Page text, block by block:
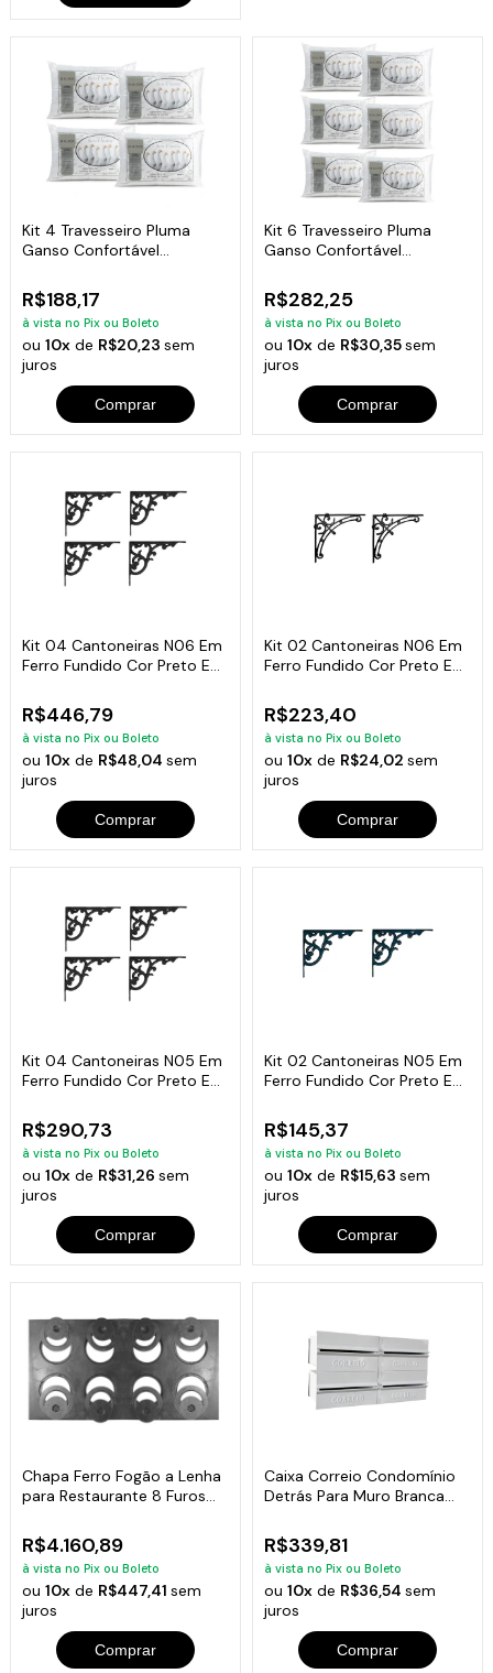
Kit 4 Travesseiro Pluma
Ganso Confortável
R$188,17
à vista no Pix ou Boleto
ou10x de R$20,23sem
juros
Comprar
Kit 6 Travesseiro Pluma
Ganso Confortável
R$282,25
à vista no Pix ou Boleto
ou 10xde R$30,35sem
juros
Comprar
Kit 04 Cantoneiras N06 Em
Ferro Fundido Cor Preto Em
R$446,79
à vista no Pix ou Boleto
ou10x de R$48,04sem
juros
Comprar
Kit 02 Cantoneiras N06 Em
Ferro Fundido Cor Preto Em
R$223,40
à vista no Pix ou Boleto
ou 10xde R$24,02 sem
juros
Comprar
Kit 04 Cantoneiras N05 Em
Ferro Fundido Cor Preto Em
R$290,73
à vista no Pix ou Boleto
ou10x de R$31,26sem
juros
Comprar
Kit 02 Cantoneiras N05 Em
Ferro Fundido Cor Preto Em
R$145,37
à vista no Pix ou Boleto
ou 10xde R$15,63 sem
juros
Comprar
Chapa Ferro Fogão a Lenha
para Restaurante 8 Furos
R$4.160,89
à vista no Pix ou Boleto
ou10x de R$447,41sem
juros
Comprar
Caixa Correio Condomínio
Detrás Para Muro Branca
R$339,81
à vista no Pix ou Boleto
ou 10xde R$36,54 sem
juros
Comprar